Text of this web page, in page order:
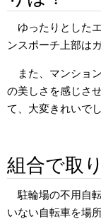
ゆったりとした
ンスポーチ上部は
また、マンショ
の美しさを感じさ
て、大変きれいでし
組合で取
駐輪場の不用自
いない自転車を場